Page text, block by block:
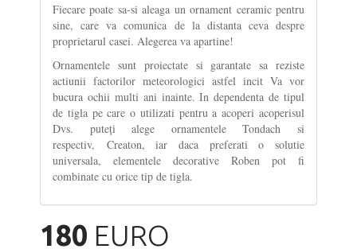
Fiecare poate sa-si aleaga un ornament ceramic pentru
sine, care va comunica de la distanta ceva despre
proprietarul casei. Alegerea va apartine!
Ornamentele sunt proiectate si garantate sa reziste
actiunii factorilor meteorologici astfel incit Va vor
bucura ochii multi ani inainte. In dependenta de tipul
de tigla pe care o utilizati pentru a acoperi acoperisul
Dvs. puteți alege ornamentele Tondach si
respectiv, Creaton, iar daca preferati o solutie
universala, elementele decorative Roben pot fi
combinate cu orice tip de tigla.
180 EURO